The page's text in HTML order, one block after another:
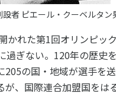
者 ピエール・クーベルタン
かれた第1回オリンピッ
過ぎない。120年の歴史
205の国・地域が選手を
が、国際連合加盟国をは